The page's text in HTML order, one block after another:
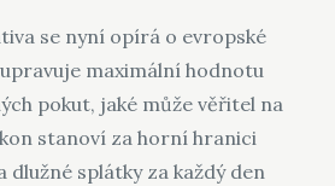
se nyní opírá o evropské
maximální hodnotu
pokut, jaké může věřitel na
stanoví za horní hranici
splátky za každý den